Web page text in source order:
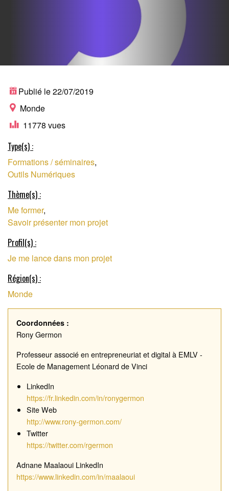
PLATEFORME
NUMÉRIQUE DE
FORMATION AU
CROWDFUNDING
Publié le 22/07/2019
Monde
11778 vues
Type(s) :
Formations / séminaires,
Outils Numériques
Thème(s) :
Me former,
Savoir présenter mon projet
Profil(s) :
Je me lance dans mon projet
Région(s) :
Monde
Coordonnées :
Rony Germon
Professeur associé en entrepreneuriat et digital à EMLV -
Ecole de Management Léonard de Vinci
LinkedIn
https://fr.linkedin.com/in/ronygermon
Site Web
http://www.rony-germon.com/
Twitter
https://twitter.com/rgermon
Adnane Maalaoui LinkedIn
https://www.linkedin.com/in/maalaoui